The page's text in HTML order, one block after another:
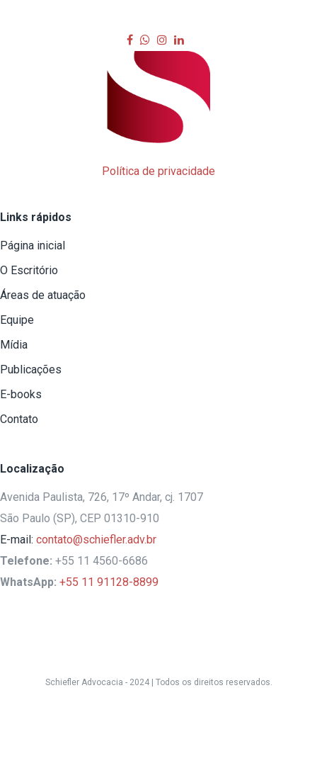
Política de privacidade
Links rápidos
Página inicial
O Escritório
Áreas de atuação
Equipe
Mídia
Publicações
E-books
Contato
Localização
Avenida Paulista, 726, 17º Andar, cj. 1707
São Paulo (SP), CEP 01310-910
E-mail: contato@schiefler.adv.br
Telefone: +55 11 4560-6686
WhatsApp: +55 11 91128-8899
Schiefler Advocacia - 2024 | Todos os direitos reservados.